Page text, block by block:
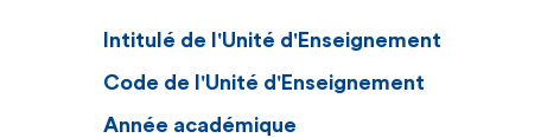
Intitulé de l'Unité d'Enseignement
Code de l'Unité d'Enseignement
Année académique